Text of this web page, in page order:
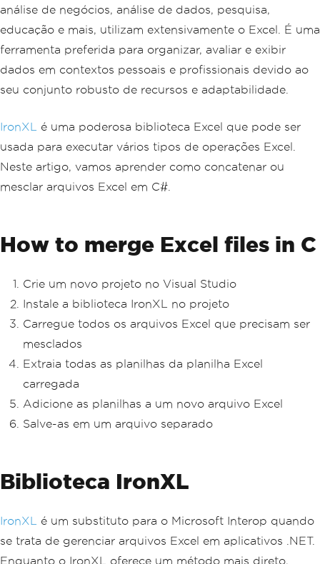
análise de negócios, análise de dados, pesquisa,
educação e mais, utilizam extensivamente o Excel. É uma
ferramenta preferida para organizar, avaliar e exibir
dados em contextos pessoais e profissionais devido ao
seu conjunto robusto de recursos e adaptabilidade.
IronXL
é uma poderosa biblioteca Excel que pode ser
usada para executar vários tipos de operações Excel.
Neste artigo, vamos aprender como concatenar ou
mesclar arquivos Excel em C#.
How to merge Excel files in C
Crie um novo projeto no Visual Studio
Instale a biblioteca IronXL no projeto
Carregue todos os arquivos Excel que precisam ser
mesclados
Extraia todas as planilhas da planilha Excel
carregada
Adicione as planilhas a um novo arquivo Excel
Salve-as em um arquivo separado
Biblioteca IronXL
IronXL
é um substituto para o Microsoft Interop quando
se trata de gerenciar arquivos Excel em aplicativos .NET.
Enquanto o IronXL oferece um método mais direto,